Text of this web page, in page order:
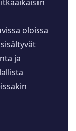
oloissa
ja